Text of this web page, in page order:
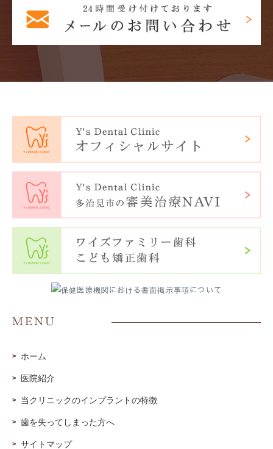
MENU
ホーム
医院紹介
当クリニックのインプラントの特徴
歯を失ってしまった方へ
サイトマップ